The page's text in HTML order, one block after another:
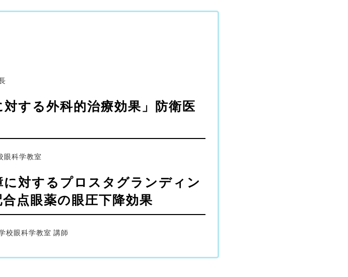
する外科的治療効果」防衛医
科学教室
対するプロスタグランディン
点眼薬の眼圧下降効果
校眼科学教室 講師